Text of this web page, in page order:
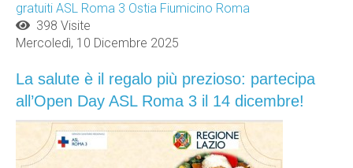
gratuiti ASL Roma 3 Ostia Fiumicino Roma
398 Visite
Mercoledì, 10 Dicembre 2025
La salute è il regalo più prezioso: partecipa
all’Open Day ASL Roma 3 il 14 dicembre!